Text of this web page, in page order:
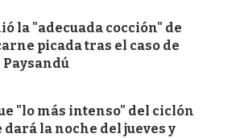
la "adecuada cocción" de
picada tras el caso de
"lo más intenso" del ciclón
la noche del jueves y